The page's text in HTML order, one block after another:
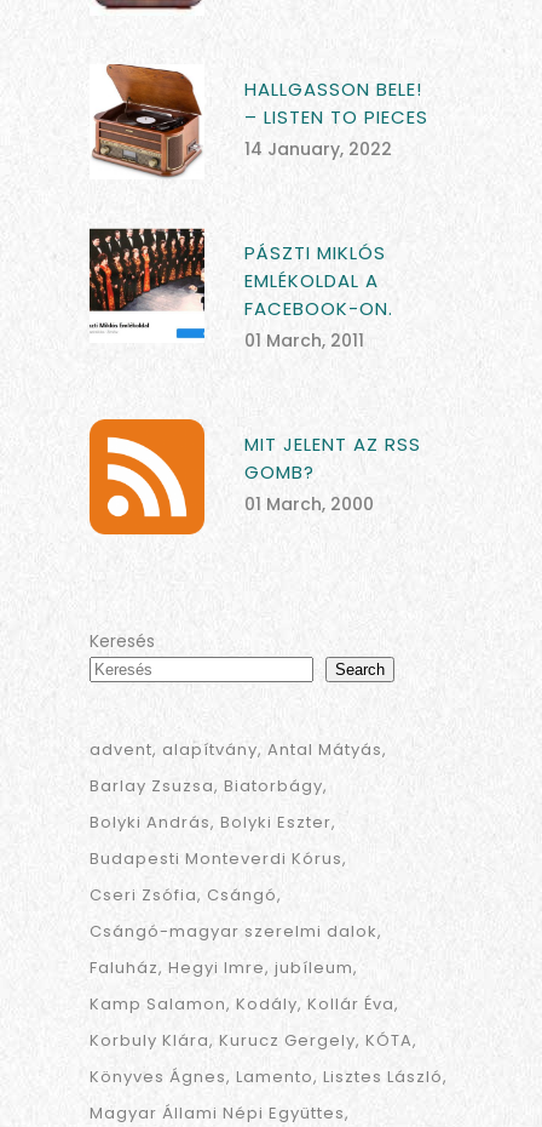
HALLGASSON BELE!
– LISTEN TO PIECES
14 January, 2022
PÁSZTI MIKLÓS
EMLÉKOLDAL A
FACEBOOK-ON.
01 March, 2011
MIT JELENT AZ RSS
GOMB?
01 March, 2000
Keresés
Search
advent alapítvány Antal Mátyás
Barlay Zsuzsa Biatorbágy
Bolyki András Bolyki Eszter
Budapesti Monteverdi Kórus
Cseri Zsófia Csángó
Csángó-magyar szerelmi dalok
Faluház Hegyi Imre jubíleum
Kamp Salamon Kodály Kollár Éva
Korbuly Klára Kurucz Gergely KÓTA
Könyves Ágnes Lamento Lisztes László
Magyar Állami Népi Együttes